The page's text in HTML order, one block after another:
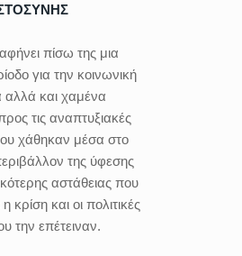
πίσω της μια
για την κοινωνική
αλλά και χαμένα
τις αναπτυξιακές
χάθηκαν μέσα στο
της ύφεσης
αστάθειας που
κρίση και οι πολιτικές
την επέτειναν.